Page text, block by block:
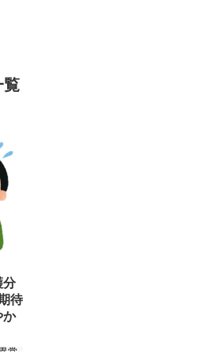
覧
分
待
か
常